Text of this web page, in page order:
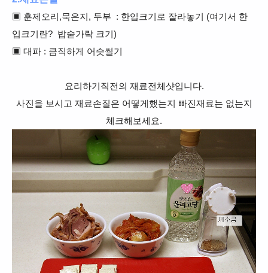
▣ 훈제오리,묵은지, 두부 : 한입크기로 잘라놓기 (여기서 한
입크기란? 밥숟가락 크기)
▣ 대파 : 큼직하게 어슷썰기
요리하기직전의 재료전체샷입니다.
사진을 보시고 재료손질은 어떻게했는지 빠진재료는 없는지
체크해보세요.